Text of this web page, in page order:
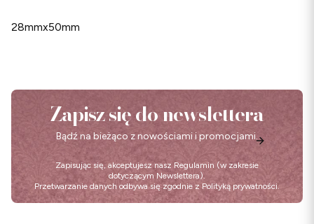
28mmx50mm
Zapisz się do newslettera
Bądź na bieżąco z nowościami i promocjami.
Zapisując się, akceptujesz nasz Regulamin (w zakresie
dotyczącym Newslettera).
Przetwarzanie danych odbywa się zgodnie z Polityką prywatności.